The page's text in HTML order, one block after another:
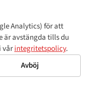
ett CRM-yttrande
Analytics) för att
är avstängda tills du
vårintegritetspolicy.
Avböj